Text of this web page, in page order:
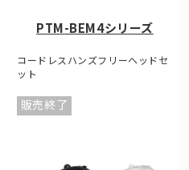
PTM-BEM4シリーズ
コードレスハンズフリーヘッドセ
ット
販売終了